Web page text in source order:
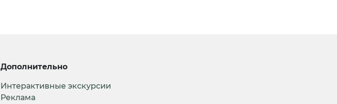
Дополнительно
Интерактивные экскурсии
Реклама